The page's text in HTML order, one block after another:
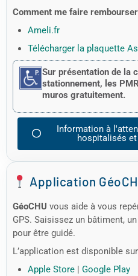
Comment me faire
Ameli.fr
Télécharger la plaquette
Sur présentation de la
stationnement, les
muros gratuitement.
Information à
hospitalisés
Application
GéoCHU vous aide à vous
GPS. Saisissez un bâtiment,
pour être guidé.
L’application est disponible
Apple Store | Google Play